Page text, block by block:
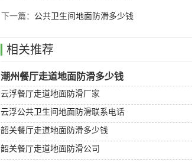
下一篇： 公共卫生间地面防滑多少钱
相关推荐
潮州餐厅走道地面防滑多少钱
云浮餐厅走道地面防滑厂家
云浮公共卫生间地面防滑联系电话
韶关餐厅走道地面防滑多少钱
韶关餐厅走道地面防滑公司